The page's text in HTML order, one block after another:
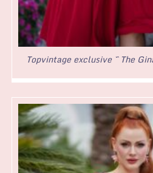
Topvintage exclusive ~ The